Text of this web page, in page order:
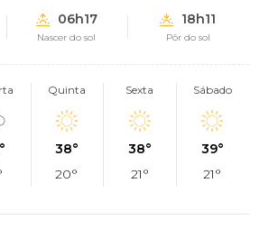
06h17
Nascer do sol
18h11
Pôr do sol
Quinta
38°
20°
Sexta
38°
21°
Sábado
39°
21°